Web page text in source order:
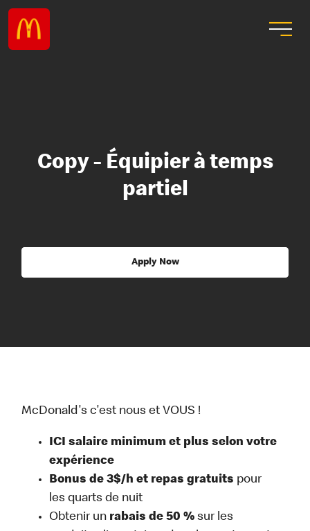
Copy - Équipier à temps
partiel
Apply Now
McDonald's c'est nous et VOUS !
ICI salaire minimum et plus selon votre
expérience
Bonus de 3$/h et repas gratuits pour
les quarts de nuit
Obtenir un rabais de 50 %sur les